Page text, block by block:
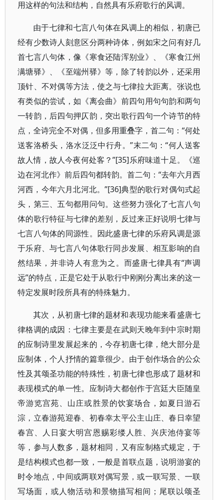
用这样的句法和结构，自然具有乐府歌行的风调。
由于七律和七言八句体在风调上的相似，初唐已
经有少数诗人刻意区分两种诗体，例如宋之问有好几
首七言八句体，像《寒食还陆浑别业》、《寒食江州
满塘驿》、《至端州驿》等，除了转韵以外，还采用
顶针、不对偶等方法，使之与七律拉大距离。张说也
有类似的尝试，如《离会曲》前四句用句句韵和两句
一转韵，后四句押仄韵，突出歌行四句一个诗节的特
点，全诗完全不对偶，但多用重叠字，首二句：“何处
送客洛桥头，洛水泛泛中行舟。”末二句：“何人送客
故人情，故人今夜何处客？”[35]乐府味道十足。《巡
边在河北作》前后四句都转韵。首二句：“去年六月西
河西，今年六月北河北。”[36]典型的歌行对偶句式起
头，第三、五句都用问句。这些努力强化了七言八句
体的歌行特征与七律的差别，反过来正好说明七律与
七言八句体的同源性。因此盛唐七律的乐府风调是源
于乐府、与七言八句体歌行同步发展、相互影响的自
然结果，并非诗人有意为之。而盛唐七律具有“声调
远”的特点，正是它处于从歌行中刚刚分离出来的这一
特定发展时段所具有的特殊魅力。
其次，从初唐七律的题材和表现功能来看盛唐七
律格调的成因：七律主要是在武则天晚年到中宗时期
的应制诗里发展起来的，今存初唐七律，绝大部分是
应制体，个人抒情的篇章很少。由于创作场合的公众
性及其颂圣功能的特殊性，初唐七律也形成了题材和
表现模式的单一性。应制诗大都创作于宫廷大臣随皇
帝游览宫苑、山庄或胜景的饮宴场合，如夏日游石
淙，立春游苑迎春、初春幸太平公主山庄、春日幸望
春宫、人日宴大明宫恩赐彩缕人胜、兴庆池侍宴等
等，参与人数多，题材相同，又有应制格式规定，于
是结构模式也都一致，一般是首联点题，说明游宴的
时令地点，中间或两联对偶写景，或一联写景、一联
写场面，或人物活动和景物描写相间；尾联以颂圣